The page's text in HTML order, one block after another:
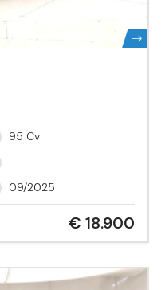
95 Cv
-
09/2025
€ 18.900